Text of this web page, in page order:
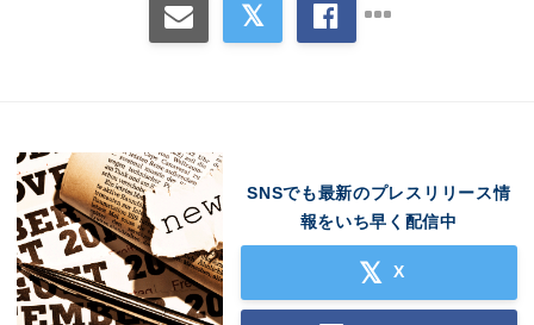
SNSでも最新のプレスリリース情
報をいち早く配信中
X